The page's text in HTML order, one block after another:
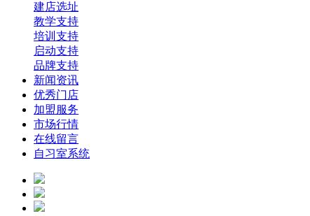
建店选址
教学支持
培训支持
启动支持
品牌支持
新闻资讯
优秀门店
加盟服务
市场行情
在线留言
自习室系统